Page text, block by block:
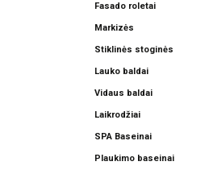
Fasado roletai
Markizės
Stiklinės stoginės
Lauko baldai
Vidaus baldai
Laikrodžiai
SPA Baseinai
Plaukimo baseinai